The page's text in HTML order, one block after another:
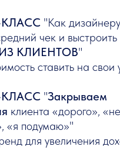
"Как дизайнеру
чек и выстроить
КЛИЕНТОВ"
ставить на свои
"Закрываем
клиента «дорого», «не
«я подумаю»"
для увеличения